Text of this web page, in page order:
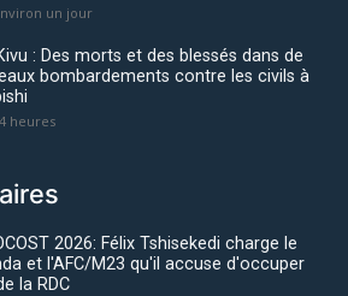
un jour
: Des morts et des blessés dans de
bombardements contre les civils à
heures
2026: Félix Tshisekedi charge le
et l'AFC/M23 qu'il accuse d'occuper
la RDC